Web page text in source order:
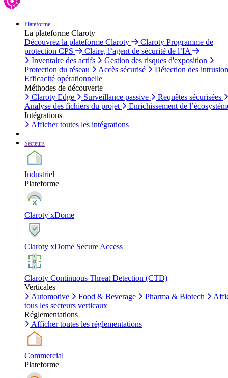
Plateforme
La plateforme Claroty
Découvrez la plateforme Claroty
Claroty Programme de
protection CPS
Claire, l’agent de sécurité de l’IA
Inventaire des actifs
Gestion des risques d'exposition
Protection du réseau
Accès sécurisé
Détection des
Efficacité opérationnelle
Méthodes de découverte
Claroty Edge
Surveillance passive
Requêtes sécurisées
Analyse des fichiers du projet
Enrichissement de
Intégrations
Afficher toutes les intégrations
Secteurs
Industriel
Plateforme
Claroty xDome
Claroty xDome Secure Access
Claroty Continuous Threat Detection (CTD)
Verticales
Automotive
Food & Beverage Pharma & Biotech
tous les secteurs verticaux
Réglementations
Afficher toutes les réglementations
Commercial
Plateforme